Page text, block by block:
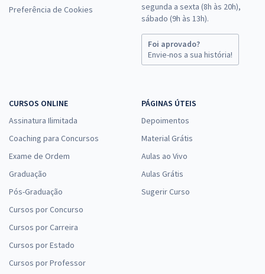
Preferência de Cookies
segunda a sexta (8h às 20h),
sábado (9h às 13h).
Foi aprovado?
Envie-nos a sua história!
CURSOS ONLINE
Assinatura Ilimitada
Coaching para Concursos
Exame de Ordem
Graduação
Pós-Graduação
Cursos por Concurso
Cursos por Carreira
Cursos por Estado
Cursos por Professor
PÁGINAS ÚTEIS
Depoimentos
Material Grátis
Aulas ao Vivo
Aulas Grátis
Sugerir Curso